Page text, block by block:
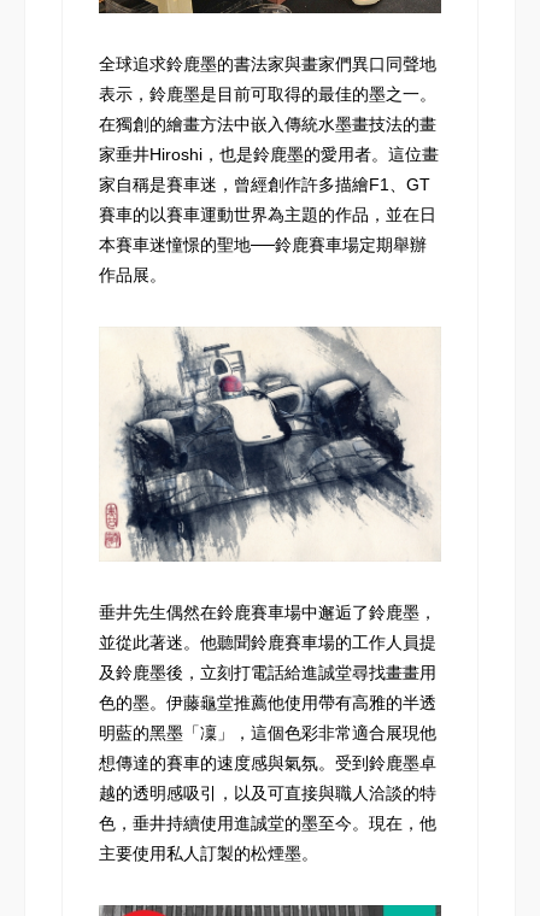
全球追求鈴鹿墨的書法家與畫家們異口同聲地
表示，鈴鹿墨是目前可取得的最佳的墨之一。
在獨創的繪畫方法中嵌入傳統水墨畫技法的畫
家垂井Hiroshi，也是鈴鹿墨的愛用者。這位畫
家自稱是賽車迷，曾經創作許多描繪F1、GT
賽車的以賽車運動世界為主題的作品，並在日
本賽車迷憧憬的聖地──鈴鹿賽車場定期舉辦
作品展。
垂井先生偶然在鈴鹿賽車場中邂逅了鈴鹿墨，
並從此著迷。他聽聞鈴鹿賽車場的工作人員提
及鈴鹿墨後，立刻打電話給進誠堂尋找畫畫用
色的墨。伊藤龜堂推薦他使用帶有高雅的半透
明藍的黑墨「凜」，這個色彩非常適合展現他
想傳達的賽車的速度感與氣氛。受到鈴鹿墨卓
越的透明感吸引，以及可直接與職人洽談的特
色，垂井持續使用進誠堂的墨至今。現在，他
主要使用私人訂製的松煙墨。